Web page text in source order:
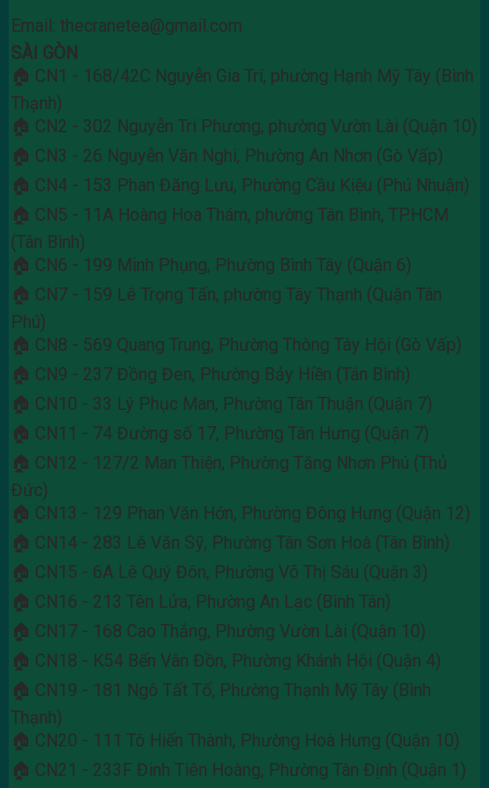
Email: thecranetea@gmail.com
SÀI GÒN
🏠 CN1 - 168/42C Nguyễn Gia Trí, phường Hạnh Mỹ Tây (Bình
Thạnh)
🏠 CN2 - 302 Nguyễn Tri Phương, phường Vườn Lài (Quận 10)
🏠 CN3 - 26 Nguyễn Văn Nghi, Phường An Nhơn (Gò Vấp)
🏠 CN4 - 153 Phan Đăng Lưu, Phường Cầu Kiệu (Phú Nhuận)
🏠 CN5 - 11A Hoàng Hoa Thám, phường Tân Bình, TP.HCM
(Tân Bình)
🏠 CN6 - 199 Minh Phụng, Phường Bình Tây (Quận 6)
🏠 CN7 - 159 Lê Trọng Tấn, phường Tây Thạnh (Quận Tân
Phú)
🏠 CN8 - 569 Quang Trung, Phường Thông Tây Hội (Gò Vấp)
🏠 CN9 - 237 Đồng Đen, Phường Bảy Hiền (Tân Bình)
🏠 CN10 - 33 Lý Phục Man, Phường Tân Thuận (Quận 7)
🏠 CN11 - 74 Đường số 17, Phường Tân Hưng (Quận 7)
🏠 CN12 - 127/2 Man Thiện, Phường Tăng Nhơn Phú (Thủ
Đức)
🏠 CN13 - 129 Phan Văn Hớn, Phường Đông Hưng (Quận 12)
🏠 CN14 - 283 Lê Văn Sỹ, Phường Tân Sơn Hoà (Tân Bình)
🏠 CN15 - 6A Lê Quý Đôn, Phường Võ Thị Sáu (Quận 3)
🏠 CN16 - 213 Tên Lửa, Phường An Lạc (Bình Tân)
🏠 CN17 - 168 Cao Thắng, Phường Vườn Lài (Quận 10)
🏠 CN18 - K54 Bến Vân Đồn, Phường Khánh Hội (Quận 4)
🏠 CN19 - 181 Ngô Tất Tố, Phường Thạnh Mỹ Tây (Bình
Thạnh)
🏠 CN20 - 111 Tô Hiến Thành, Phường Hoà Hưng (Quận 10)
🏠 CN21 - 233F Đinh Tiên Hoàng, Phường Tân Định (Quận 1)